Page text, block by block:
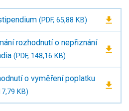
(PDF, 65,88 KB)
rozhodnutí o nepřiznání
(PDF, 148,16 KB)
o vyměření poplatku
KB)